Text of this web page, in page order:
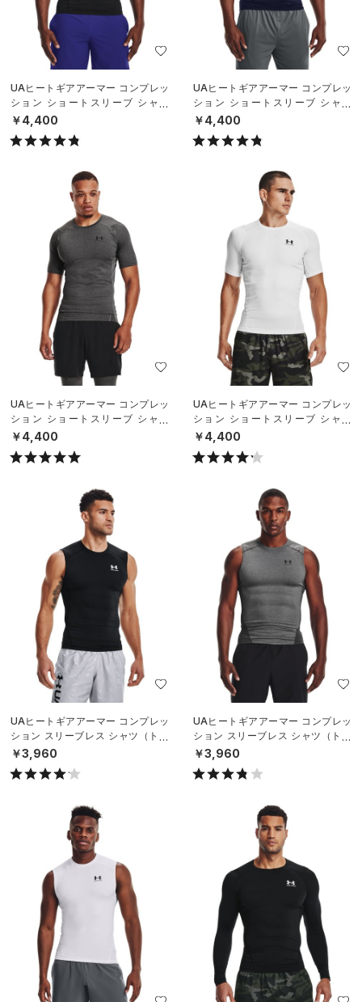
UAヒートギアアーマー コンプレッ
ション ショートスリーブ シャツ
（トレーニング/MEN）
￥4,400
UAヒートギアアーマー コンプレッ
ション ショートスリーブ シャツ
（トレーニング/MEN）
￥4,400
UAヒートギアアーマー コンプレッ
ション ショートスリーブ シャツ
（トレーニング/MEN）
￥4,400
UAヒートギアアーマー コンプレッ
ション ショートスリーブ シャツ
（トレーニング/MEN）
￥4,400
UAヒートギアアーマー コンプレッ
ション スリーブレス シャツ（トレ
ーニング/MEN）
￥3,960
UAヒートギアアーマー コンプレッ
ション スリーブレス シャツ（トレ
ーニング/MEN）
￥3,960